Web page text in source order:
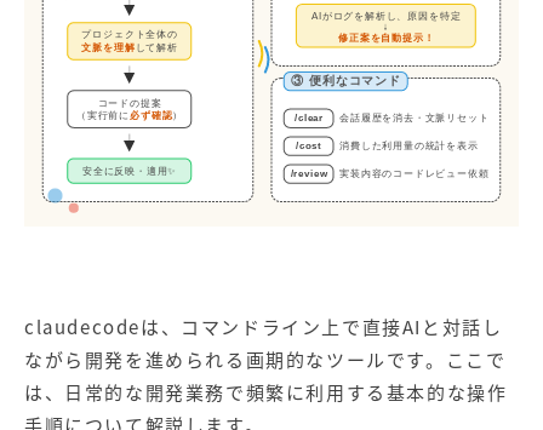
プロジェクト全体の
文脈を理解 して解析
コードの提案
（実行前に 必ず確認）
安全に反映・適用✨
AIがログを解析し、原因を特定
↓
修正案を自動提示！
③ 便利なコマンド
/clear 会話履歴を消去・文脈リセット
/cost 消費した利用量の統計を表示
/review 実装内容のコードレビュー依頼
claudecodeは、コマンドライン上で直接AIと対話し
ながら開発を進められる画期的なツールです。ここで
は、日常的な開発業務で頻繁に利用する基本的な操作